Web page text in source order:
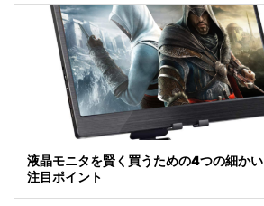
液晶モニタを賢く買うための4つの細かい
注目ポイント